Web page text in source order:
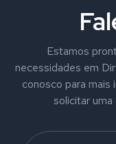
Estamos
necessidades em
conosco para
solicitar